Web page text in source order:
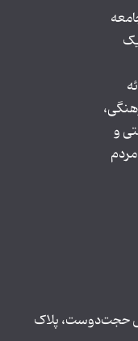
و
حجت‌دوست، پلاک